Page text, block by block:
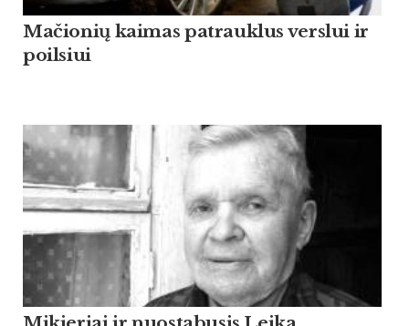
Mačionių kaimas patrauklus verslui ir
poilsiui